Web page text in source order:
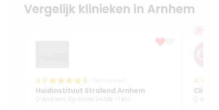
Vergelijk klinieken in Arnhem
4.9
Huidinstituut Stralend Arnhem
Arnhem, Rijnkade 34A <1 km
4.7
Clinic